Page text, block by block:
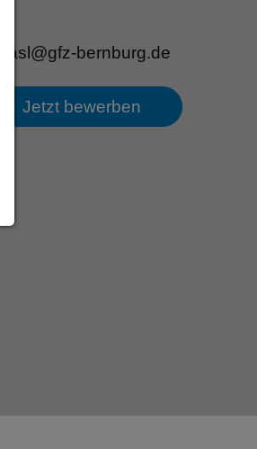
asl@gfz-bernburg.de
Jetzt bewerben